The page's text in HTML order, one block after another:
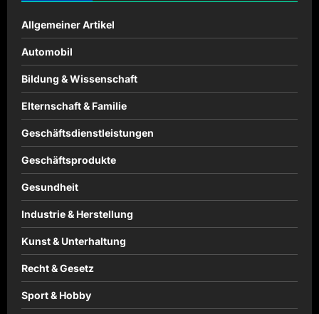
Allgemeiner Artikel
Automobil
Bildung & Wissenschaft
Elternschaft & Familie
Geschäftsdienstleistungen
Geschäftsprodukte
Gesundheit
Industrie & Herstellung
Kunst & Unterhaltung
Recht & Gesetz
Sport & Hobby